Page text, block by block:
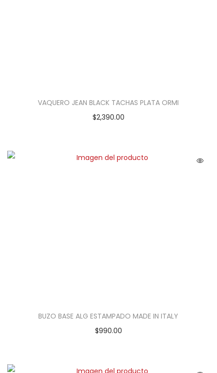
VAQUERO JEAN BLACK TACHAS PLATA ORMI
$2,390.00
BUZO BASE ALG ESTAMPADO MADE IN ITALY
$990.00